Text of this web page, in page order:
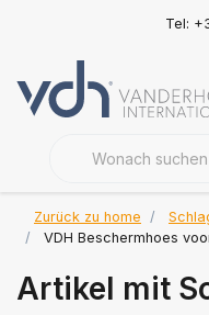
Tel:
Zurück zu home
VDH Beschermhoes
Artikel mit